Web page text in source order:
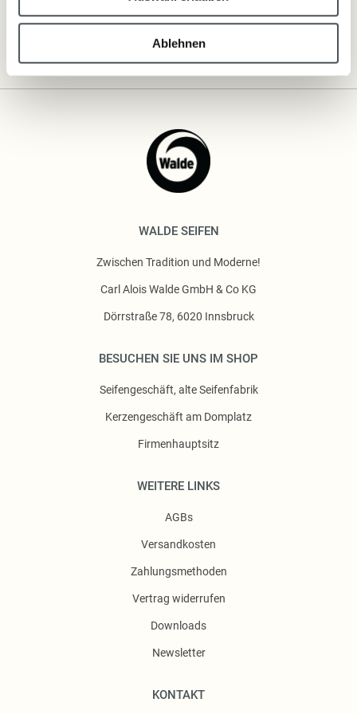
Ablehnen
WALDE SEIFEN
Zwischen Tradition und Moderne!
Carl Alois Walde GmbH & Co KG
Dörrstraße 78, 6020 Innsbruck
BESUCHEN SIE UNS IM SHOP
Seifengeschäft, alte Seifenfabrik
Kerzengeschäft am Domplatz
Firmenhauptsitz
WEITERE LINKS
AGBs
Versandkosten
Zahlungsmethoden
Vertrag widerrufen
Downloads
Newsletter
KONTAKT